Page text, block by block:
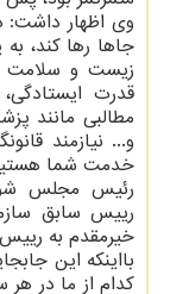
وی اظهار داشت:
جاها رها کند،
زیست و سلامت
قدرت
مطالبی مانند
و... نیازمند
خدمت شما
رئیس مجلس
رییس سابق
خیرمقدم به
بااینکه این
کدام از ما در هر